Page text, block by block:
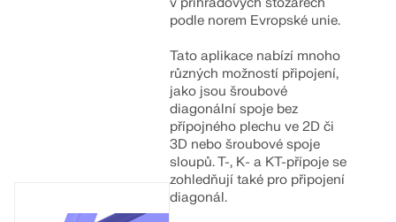
podle norem Evropské unie.
Tato aplikace nabízí mnoho
různých možností připojení,
jako jsou šroubové
diagonální spoje bez
přípojného plechu ve 2D či
3D nebo šroubové spoje
sloupů. T-, K- a KT-přípoje se
zohledňují také pro připojení
diagonál.